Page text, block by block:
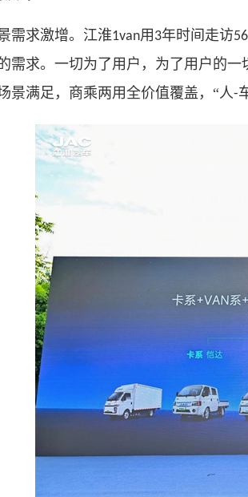
需求激增。江淮1van用 3年时间走访56
需求。一切为了用户，为了用户的一
景满足，商乘两用全价值覆盖，“人-